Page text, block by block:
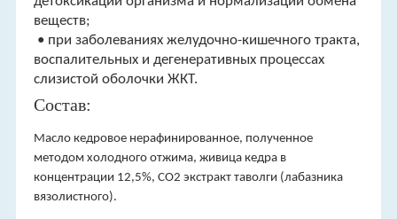
веществ;
• при заболеваниях желудочно-кишечного тракта,
воспалительных и дегенеративных процессах
слизистой оболочки ЖКТ.
Состав:
Масло кедровое нерафинированное, полученное
методом холодного отжима, живица кедра в
концентрации 12,5%, СО2 экстракт таволги (лабазника
вязолистного).